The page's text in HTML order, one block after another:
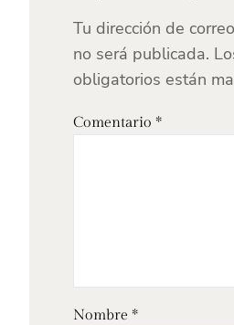
Tu dirección de
no será publicada.
obligatorios están
Comentario *
Nombre *